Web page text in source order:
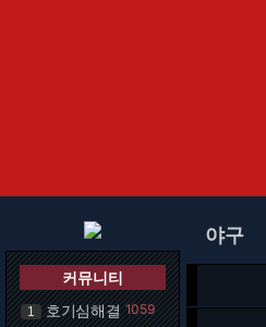
커뮤니티
1 호기심해결 1059
야구